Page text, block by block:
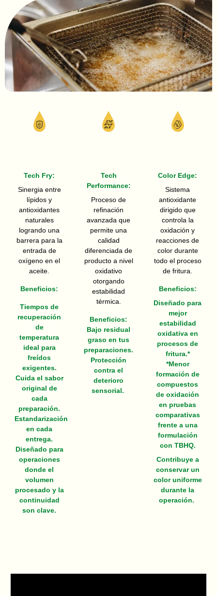
Tech Fry:
Sinergia entre
lípidos y
antioxidantes
naturales
logrando una
barrera para la
entrada de
oxígeno en el
aceite.
Beneficios:
Tiempos de
recuperación
de
temperatura
ideal para
freídos
exigentes.
Cuida el sabor
original de
cada
preparación.
Estandarización
en cada
entrega.
Diseñado para
operaciones
donde el
volumen
procesado y la
continuidad
son clave.
Tech
Performance:
Proceso de
refinación
avanzada que
permite una
calidad
diferenciada de
producto a nivel
oxidativo
otorgando
estabilidad
térmica.
Beneficios:
Bajo residual
graso en tus
preparaciones.
Protección
contra el
deterioro
sensorial.
Color Edge:
Sistema
antioxidante
dirigido que
controla la
oxidación y
reacciones de
color durante
todo el proceso
de fritura.
Beneficios:
Diseñado para
mejor
estabilidad
oxidativa en
procesos de
fritura.*
*Menor
formación de
compuestos
de oxidación
en pruebas
comparativas
frente a una
formulación
con TBHQ.
Contribuye a
conservar un
color uniforme
durante la
operación.